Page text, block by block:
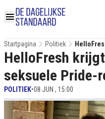
Startpagina Politiek
Pride-
HelloFresh
seksuele Pride-
POLITIEK•08 JUN , 15:00